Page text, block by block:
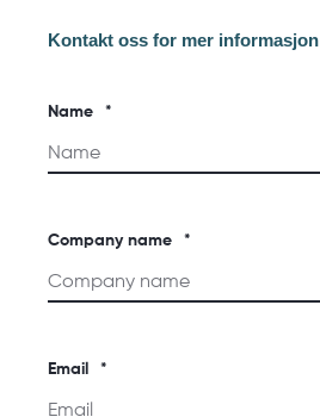
Kontakt oss for mer informasjon
Name *
Company name *
Email *